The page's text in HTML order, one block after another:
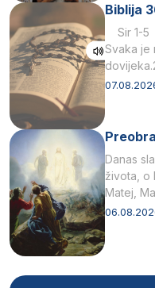
Biblija
Sir 1-5
Svaka je
Danas
života, o
Matej,
drugoj…